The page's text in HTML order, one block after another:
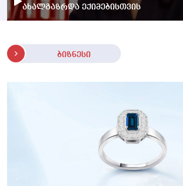
ახალგაზრდა ექიმებისთვის
ბიზნესი